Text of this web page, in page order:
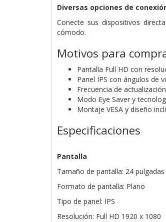
Diversas opciones de
Conecte sus dispositivos
cómodo.
Motivos para
Pantalla Full HD con
Panel IPS con ángulos de
Frecuencia de
Modo Eye Saver y
Montaje VESA y diseño
Especificaciones
Pantalla
Tamaño de pantalla: 24 pulgadas
Formato de pantalla: Plano
Tipo de panel: IPS
Resolución: Full HD 1920 x 1080